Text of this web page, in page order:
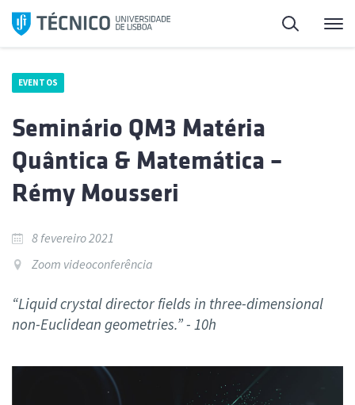
Saltar
para
Pesquisa
EVENTOS
Seminário QM3 Matéria
Quântica & Matemática –
Rémy Mousseri
8 fevereiro 2021
Zoom videoconferência
“Liquid crystal director fields in three-dimensional
non-Euclidean geometries.” - 10h